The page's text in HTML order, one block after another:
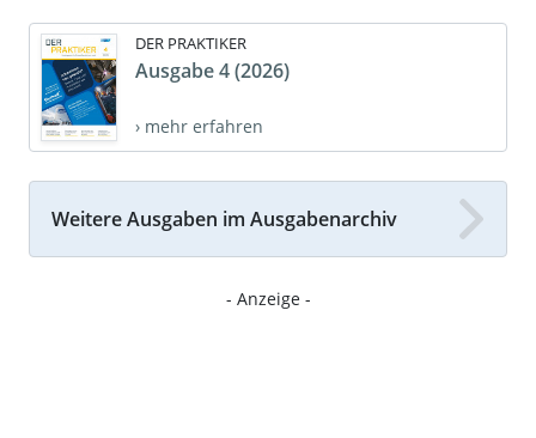
DER PRAKTIKER
Ausgabe 4 (2026)
› mehr erfahren
Weitere Ausgaben im Ausgabenarchiv
- Anzeige -